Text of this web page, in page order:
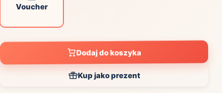
Voucher
Dodaj do koszyka
Kup jako prezent